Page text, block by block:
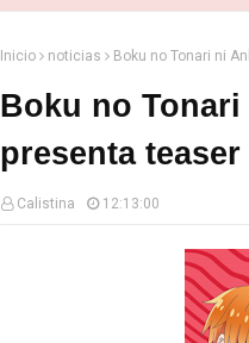
Inicio noticias Boku no Tonari ni
Boku no
presenta teaser
Calistina 12:13:00